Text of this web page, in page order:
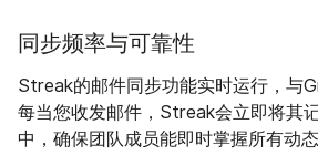
同步频率与可靠性
Streak的邮件同步功能实时运行，与
每当您收发邮件，Streak会立即将其
中，确保团队成员能即时掌握所有动